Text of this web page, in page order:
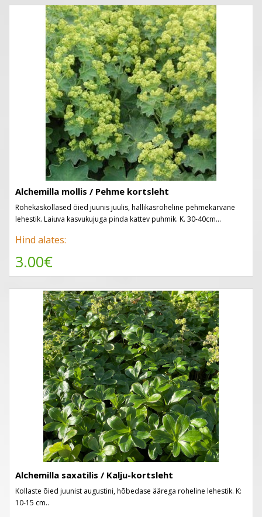
Alchemilla mollis / Pehme kortsleht
Rohekaskollased õied juunis juulis, hallikasroheline pehmekarvane
lehestik. Laiuva kasvukujuga pinda kattev puhmik. K. 30-40cm...
Hind alates:
3.00€
Alchemilla saxatilis / Kalju-kortsleht
Kollaste õied juunist augustini, hõbedase äärega roheline lehestik. K:
10-15 cm..